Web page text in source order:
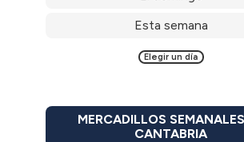
Esta semana
Elegir un día
MERCADILLOS
CANTABRIA